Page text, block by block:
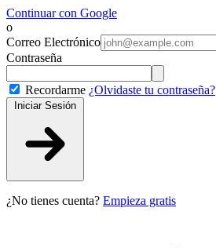
Continuar con Google
o
Correo Electrónico
Contraseña
Recordarme ¿Olvidaste tu contraseña?
¿No tienes cuenta? Empieza gratis